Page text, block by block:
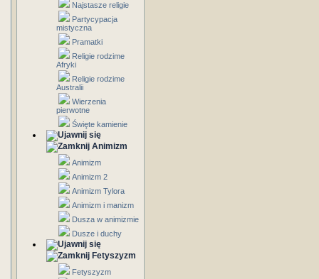
Najstasze religie
Partycypacja
mistyczna
Pramatki
Religie rodzime
Afryki
Religie rodzime
Australii
Wierzenia
pierwotne
Święte kamienie
Animizm
Animizm
Animizm 2
Animizm Tylora
Animizm i manizm
Dusza w animizmie
Dusze i duchy
Fetyszyzm
Fetyszyzm